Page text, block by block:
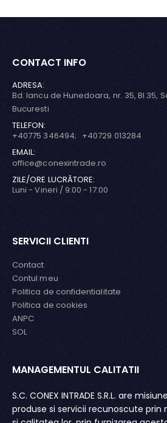
CONTACT INFO
ADRESA:
Bd. Iancu de Hunedoara, nr. 35, Bl.35,
Bucuresti
TELEFON:
+40775 346494; +40729 013284
EMAIL:
office@conexintrade.ro
ZILE/ORE LUCRĂTORE:
Luni - Vineri / 9:00 - 17:00
SERVICII CLIENTI
Contact
Contul meu
Politica de confidentialitate
Politica de cookies
ANPC
SOL
MANAGEMENTUL CALITATII
S.C. CONEX INTRADE S.R.L. are
produse si servicii recunoscute